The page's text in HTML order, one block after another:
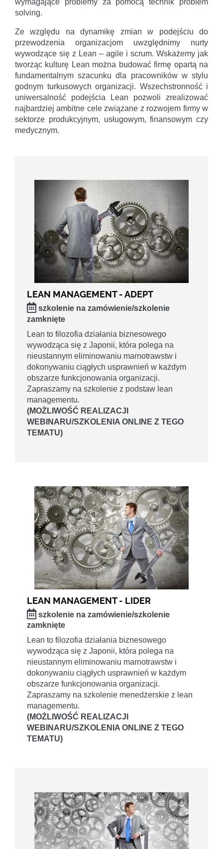
wymagające problemy za pomocą technik problem
solving.
Ze względu na dynamikę zmian w podejściu do
przewodzenia organizacjom uwzględnimy nurty
wywodzące się z Lean – agile i scrum. Wskażemy jak
tworząc kulturę Lean można budować firmę opartą na
fundamentalnym szacunku dla pracowników w stylu
godnym turkusowych organizacji. Wszechstronność i
uniwersalność podejścia Lean pozwoli zrealizować
najbardziej ambitne cele związane z rozwojem firmy w
sektorze produkcyjnym, usługowym, finansowym czy
medycznym.
LEAN MANAGEMENT - ADEPT
szkolenie na zamówienie/szkolenie
zamknięte
Lean to filozofia działania biznesowego
wywodząca się z Japonii, która polega na
nieustannym eliminowaniu marnotrawstw i
dokonywaniu ciągłych usprawnień w każdym
obszarze funkcjonowania organizacji.
Zapraszamy na szkolenie z podstaw lean
managementu.
(MOŻLIWOŚĆ REALIZACJI
WEBINARU/SZKOLENIA ONLINE Z TEGO
TEMATU)
LEAN MANAGEMENT - LIDER
szkolenie na zamówienie/szkolenie
zamknięte
Lean to filozofia działania biznesowego
wywodząca się z Japonii, która polega na
nieustannym eliminowaniu marnotrawstw i
dokonywaniu ciągłych usprawnień w każdym
obszarze funkcjonowania organizacji.
Zapraszamy na szkolenie menedżerskie z lean
managementu.
(MOŻLIWOŚĆ REALIZACJI
WEBINARU/SZKOLENIA ONLINE Z TEGO
TEMATU)